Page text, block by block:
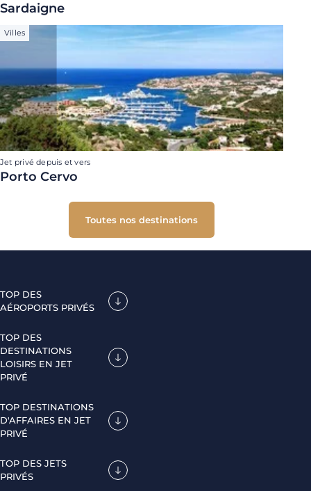
Sardaigne
Villes
Jet privé depuis et vers
Porto Cervo
Toutes nos destinations
TOP DES
AÉROPORTS PRIVÉS
TOP DES
DESTINATIONS
LOISIRS EN JET
PRIVÉ
TOP DESTINATIONS
D'AFFAIRES EN JET
PRIVÉ
TOP DES JETS
PRIVÉS